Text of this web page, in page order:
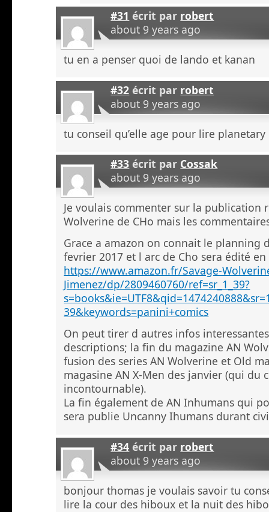
#31 écrit par robert
about 9 years ago
tu en a penser quoi de lando et kanan
#32 écrit par robert
about 9 years ago
tu conseil qu’elle age pour lire planetary
#33 écrit par Cossak
about 9 years ago
Je voulais commenter sur la publication
Wolverine de CHo mais les
Grace a amazon on connait le planning
fevrier 2017 et l arc de Cho sera édité
https://www.amazon.fr/Savage-
Jimenez/dp/2809460760/ref=sr_1_39?
39&keywords=panini+comics
On peut tirer d autres infos
descriptions; la fin du magazine AN
fusion des series AN Wolverine et Old
magasine AN X-Men des janvier (qui du
incontournable).
La fin également de AN Inhumans qui
sera publie Uncanny Ihumans durant
#34 écrit par robert
about 9 years ago
bonjour thomas je voulais savoir tu
lire la cour des hiboux et la nuit des